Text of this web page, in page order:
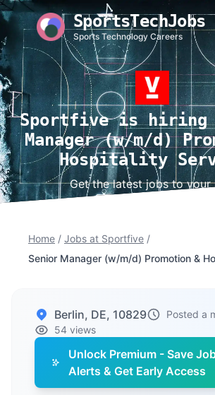
SportsTechJobs
Sports Technology Careers
Sportfive is hiring
Manager (w/m/d)
Hospitality
Get the latest jobs to your
Home / Jobs at Sportfive /
Senior Manager (w/m/d) Promotion &
Berlin, DE, 10829
Posted a
54 views
Unlock Premium - Save
Alerts & Get Early Access